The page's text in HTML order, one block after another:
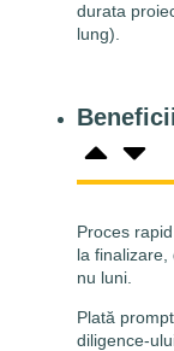
durata
lung).
Proces
la finalizare,
nu luni.
Plată
diligence-